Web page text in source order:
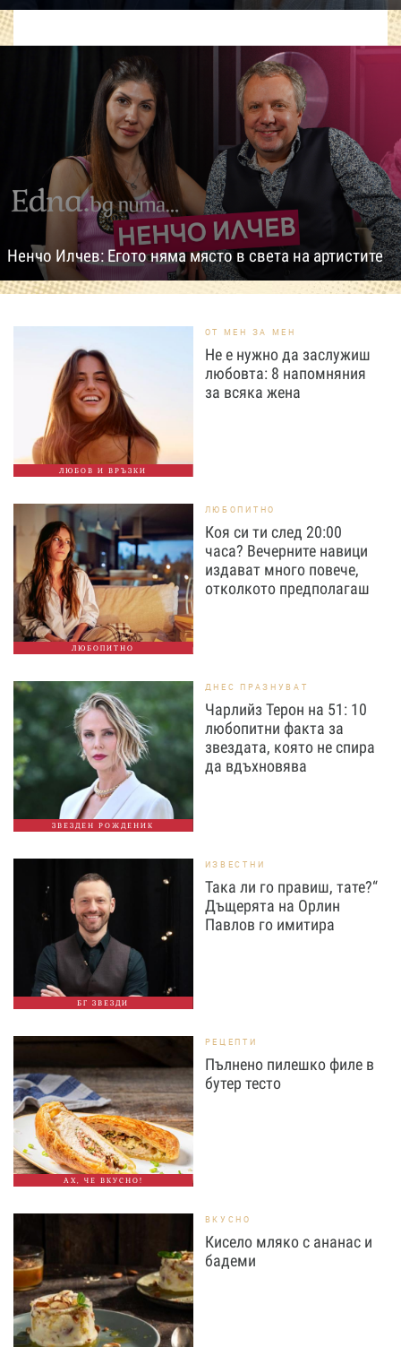
Ненчо Илчев: Егото няма място в света на артистите
ЛЮБОВ И ВРЪЗКИ
ОТ МЕН ЗА МЕН
Не е нужно да заслужиш
любовта: 8 напомняния
за всяка жена
ЛЮБОПИТНО
ЛЮБОПИТНО
Коя си ти след 20:00
часа? Вечерните навици
издават много повече,
отколкото предполагаш
ЗВЕЗДЕН РОЖДЕНИК
ДНЕС ПРАЗНУВАТ
Чарлийз Терон на 51: 10
любопитни факта за
звездата, която не спира
да вдъхновява
БГ ЗВЕЗДИ
ИЗВЕСТНИ
Така ли го правиш, тате?“
Дъщерята на Орлин
Павлов го имитира
АХ, ЧЕ ВКУСНО!
РЕЦЕПТИ
Пълнено пилешко филе в
бутер тесто
ВКУСНО
Кисело мляко с ананас и
бадеми